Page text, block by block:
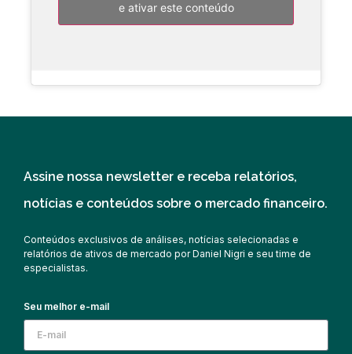
e ativar este conteúdo
Assine nossa newsletter e receba relatórios,
notícias e conteúdos sobre o mercado financeiro.
Conteúdos exclusivos de análises, notícias selecionadas e
relatórios de ativos de mercado por Daniel Nigri e seu time de
especialistas.
Seu melhor e-mail